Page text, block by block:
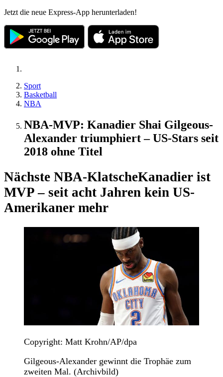
Jetzt die neue Express-App herunterladen!
Sport
Basketball
NBA
NBA-MVP: Kanadier Shai Gilgeous-
Alexander triumphiert – US-Stars seit
2018 ohne Titel
Nächste NBA-KlatscheKanadier ist
MVP – seit acht Jahren kein US-
Amerikaner mehr
Copyright: Matt Krohn/AP/dpa
Gilgeous-Alexander gewinnt die Trophäe zum
zweiten Mal. (Archivbild)